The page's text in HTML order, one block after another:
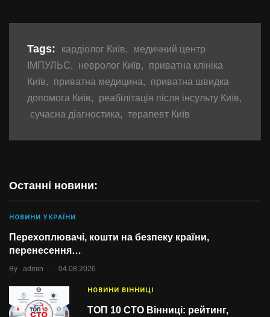
Останні новини:
НОВИНИ УКРАЇНИ
Перехоплювачі, кошти на безпеку країни,
перенесення…
By admin . 04.08.2026
НОВИНИ ВІННИЦІ
ТОП 10 СТО Вінниці: рейтинг,
Tags: кардіолог Київ,
медичний центр
ІМПУЛЬС, невролог Київ,
приватна клініка
Київ, приватна медицина,
приватна швидка
допомога Київ, реабілітація після інсульту Київ,
сучасна діагностика, терапевт Київ